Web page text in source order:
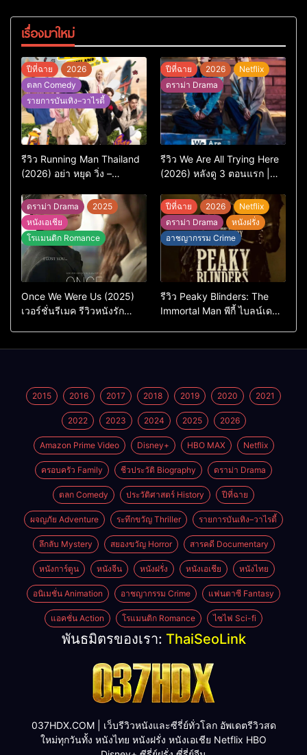
เรื่องมาใหม่
ปีที่ฉาย
2026
ตลก Comedy
รายการบันเทิง–วาไรตี้
รีวิว Running Man Thailand
(2026) อย่า หยุด วิ่ง –
ต้นฉบับเกาหลี
ปีที่ฉาย 2026
Netflix
ดราม่า Drama
รีวิว We Are All Trying Here
(2026) หลังดู 3 ตอนแรก |
แต่ยังไปไม่ถึงไหน
ดราม่า Drama
2025
หนังเอเชีย
โรแมนติก Romance
Once We Were Us (2025)
เวอร์ชั่นรีเมค รีวิวหนังรัก
ปีที่ฉาย 2026
Netflix
ดราม่า Drama
หนังฝรั่ง
อาชญากรรม Crime
รีวิว Peaky Blinders: The
Immortal Man พีกี้ ไบลน์เด
2015 2016 2017 2018 2019 2020 2021
2022 2023 2024 2025 2026
Amazon Prime Video Disney+ HBO MAX Netflix
ครอบครัว Family ชีวประวัติ Biography ดราม่า Drama
ตลก Comedy ประวัติศาสตร์ History ปีที่ฉาย
ผจญภัย Adventure ระทึกขวัญ Thriller รายการบันเทิง–วาไรตี้
ลึกลับ Mystery สยองขวัญ Horror สารคดี Documentary
หนังการ์ตูน หนังจีน หนังฝรั่ง หนังเอเชีย หนังไทย
อนิเมชั่น Animation อาชญากรรม Crime แฟนตาซี Fantasy
แอคชั่น Action โรแมนติก Romance ไซไฟ Sci-fi
พันธมิตรของเรา: ThaiSeoLink
037HDX.COM | เว็บรีวิวหนังและซีรี่ย์ทั่วโลก อัพเดตรีวิวสด
ใหม่ทุกวันทั้ง หนังไทย หนังฝรั่ง หนังเอเชีย Netflix HBO